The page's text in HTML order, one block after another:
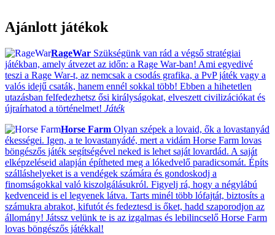
Ajánlott játékok
RageWar Szükségünk van rád a végső stratégiai
játékban, amely átvezet az időn: a Rage War-ban! Ami egyedivé
teszi a Rage War-t, az nemcsak a csodás grafika, a PvP játék vagy a
valós idejű csaták, hanem ennél sokkal több! Ebben a hihetetlen
utazásban felfedezhetsz ősi királyságokat, elveszett civilizációkat és
újraírhatod a történelmet! Játék
Horse Farm Olyan szépek a lovaid, ők a lovastanyád
ékességei. Igen, a te lovastanyádé, mert a vidám Horse Farm lovas
böngészős játék segítségével neked is lehet saját lovardád. A saját
elképzeléseid alapján építheted meg a lókedvelő paradicsomát. Építs
szálláshelyeket is a vendégek számára és gondoskodj a
finomságokkal való kiszolgálásukról. Figyelj rá, hogy a négylábú
kedvenceid is el legyenek látva. Tarts minél több lófajtát, biztosíts a
számukra abrakot, kifutót és fedeztesd is őket, hadd szaporodjon az
állomány! Játssz velünk te is az izgalmas és lebilincselő Horse Farm
lovas böngészős játékkal!